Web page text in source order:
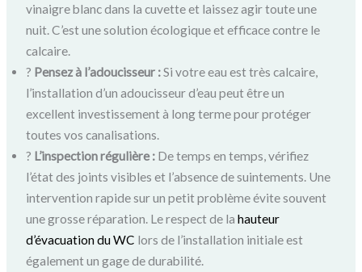
vinaigre blanc dans la cuvette et laissez agir toute une
nuit. C’est une solution écologique et efficace contre le
calcaire.
? Pensez à l’adoucisseur :Si votre eau est très calcaire,
l’installation d’un adoucisseur d’eau peut être un
excellent investissement à long terme pour protéger
toutes vos canalisations.
? L’inspection régulière : De temps en temps, vérifiez
l’état des joints visibles et l’absence de suintements. Une
intervention rapide sur un petit problème évite souvent
une grosse réparation. Le respect de lahauteur
d’évacuation du WC lors de l’installation initiale est
également un gage de durabilité.